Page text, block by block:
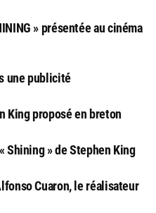
» présentée au cinéma
une publicité
King proposé en breton
Shining » de Stephen King
Cuaron, le réalisateur